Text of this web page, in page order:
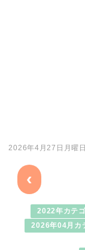
2026年4月27日月曜日
‹
2022年カテ
2026年04月カ